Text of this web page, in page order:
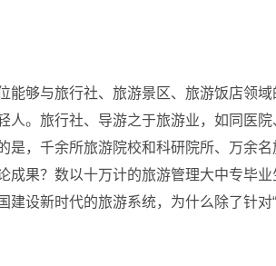
能够与旅行社、旅游景区、旅游饭店领
人。旅行社、导游之于旅游业，如同医
是，千余所旅游院校和科研院所、万余
成果？数以十万计的旅游管理大中专毕
建设新时代的旅游系统，为什么除了针